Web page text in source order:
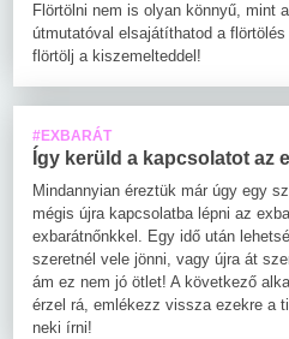
Flörtölni nem is olyan könnyű, mint
útmutatóval elsajátíthatod a
flörtölj a kiszemelteddel!
#EXBARÁT
Így kerüld a kapcsolatot az
Mindannyian éreztük már úgy egy
mégis újra kapcsolatba lépni az
exbarátnőnkkel. Egy idő után
szeretnél vele jönni, vagy újra át
ám ez nem jó ötlet! A következő
érzel rá, emlékezz vissza ezekre a
neki írni!